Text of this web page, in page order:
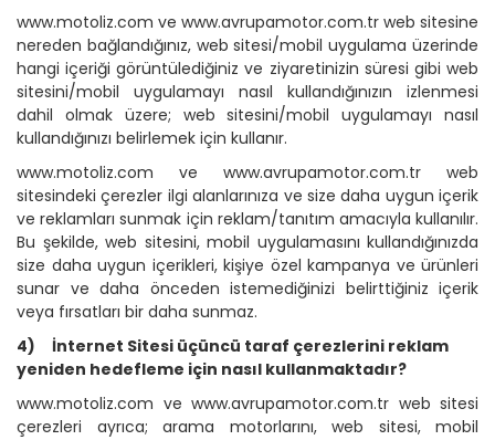
www.motoliz.com ve www.avrupamotor.com.tr web sitesine
nereden bağlandığınız, web sitesi/mobil uygulama üzerinde
hangi içeriği görüntülediğiniz ve ziyaretinizin süresi gibi web
sitesini/mobil uygulamayı nasıl kullandığınızın izlenmesi
dahil olmak üzere; web sitesini/mobil uygulamayı nasıl
kullandığınızı belirlemek için kullanır.
www.motoliz.com ve www.avrupamotor.com.tr web
sitesindeki çerezler ilgi alanlarınıza ve size daha uygun içerik
ve reklamları sunmak için reklam/tanıtım amacıyla kullanılır.
Bu şekilde, web sitesini, mobil uygulamasını kullandığınızda
size daha uygun içerikleri, kişiye özel kampanya ve ürünleri
sunar ve daha önceden istemediğinizi belirttiğiniz içerik
veya fırsatları bir daha sunmaz.
4)
İnternet Sitesi üçüncü taraf çerezlerini reklam
yeniden hedefleme için nasıl kullanmaktadır?
www.motoliz.com ve www.avrupamotor.com.tr web sitesi
çerezleri ayrıca; arama motorlarını, web sitesi, mobil